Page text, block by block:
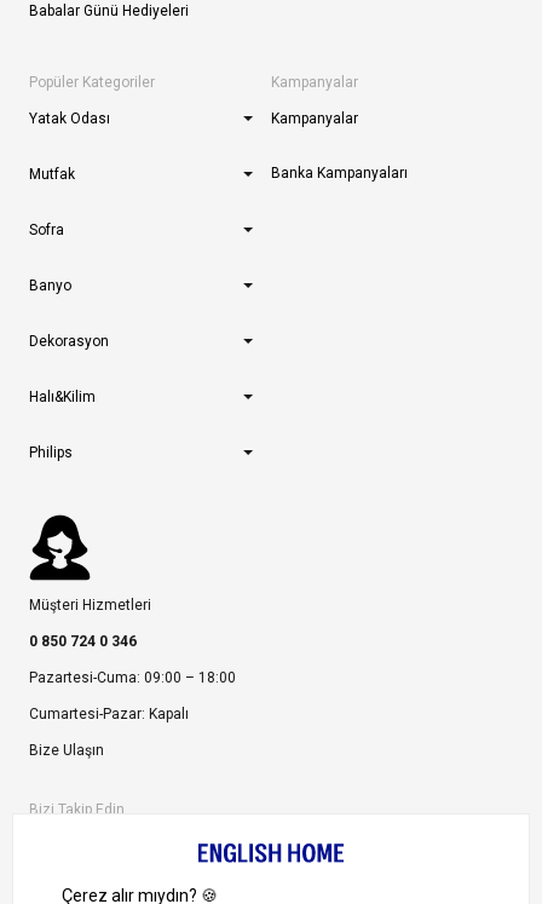
Babalar Günü Hediyeleri
Popüler Kategoriler
Yatak Odası
Mutfak
Sofra
Banyo
Dekorasyon
Halı&Kilim
Philips
Kampanyalar
Kampanyalar
Banka Kampanyaları
Müşteri Hizmetleri
0 850 724 0 346
Pazartesi-Cuma: 09:00 – 18:00
Cumartesi-Pazar: Kapalı
Bize Ulaşın
Bizi Takip Edin